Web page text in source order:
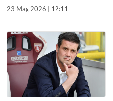
23 Mag 2026 | 12:11